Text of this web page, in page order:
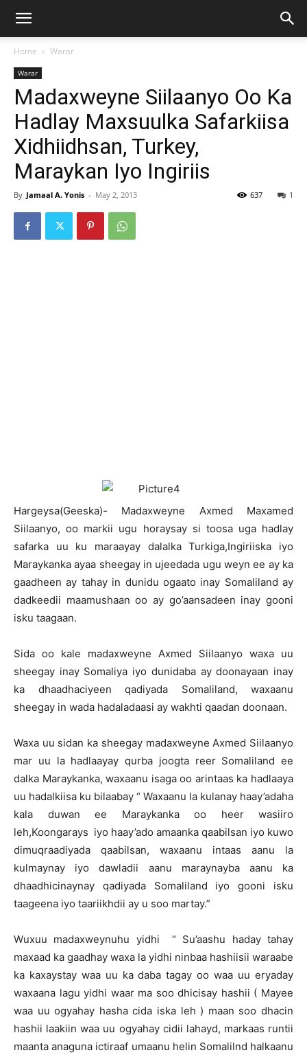
Home Warar
Warar
Madaxweyne Siilaanyo Oo Ka
Hadlay Maxsuulka Safarkiisa
Xidhiidhsan, Turkey,
Maraykan Iyo Ingiriis
By Jamaal A. Yonis - May 2, 2013 1
637
Hargeysa(Geeska)- Madaxweyne Axmed Maxamed
Siilaanyo, oo markii ugu horaysay si toosa uga hadlay
safarka uu ku maraayay dalalka Turkiga,Ingiriiska iyo
Maraykanka ayaa sheegay in ujeedada ugu weyn ee ay ka
gaadheen ay tahay in dunidu ogaato inay Somaliland ay
dadkeedii maamushaan oo ay go’aansadeen inay gooni
isku taagaan.
Sida oo kale madaxweyne Axmed Siilaanyo waxa uu
sheegay inay Somaliya iyo dunidaba ay doonayaan inay
ka dhaadhaciyeen qadiyada Somaliland, waxaanu
sheegay in wada hadaladaasi ay wakhti qaadan doonaan.
Waxa uu sidan ka sheegay madaxweyne Axmed Siilaanyo
mar uu la hadlaayay qurba joogta reer Somaliland ee
dalka Maraykanka, waxaanu isaga oo arintaas ka hadlaaya
uu hadalkiisa ku bilaabay “ Waxaanu la kulanay haay’adaha
kala duwan ee Maraykanka oo heer wasiiro
leh,Koongarays iyo haay’ado amaanka qaabilsan iyo kuwo
dimuqraadiyada qaabilsan, waxaanu intaas aanu la
kulmaynay iyo dawladii aanu maraynayba aanu ka
dhaadhicinaynay qadiyada Somaliland iyo gooni isku
taageena iyo taariikhdii ay u soo martay.”
Wuxuu madaxweynuhu yidhi “ Su’aashu haday tahay
maxaad ka gaadhay waxa la yidhi ninbaa hashiisii waraabe
ka kaxaystay waa uu ka daba tagay oo waa uu eryaday
waxaana lagu yidhi waar ma soo dhicisay hashii ( Mayee
waa uu ogyahay hasha cida iska leh ) maan soo dhacin
hashii laakiin waa uu ogyahay cidii lahayd, markaas runtii
maanta anaguna ictiraaf umaanu helin Somalilnd halkaanu